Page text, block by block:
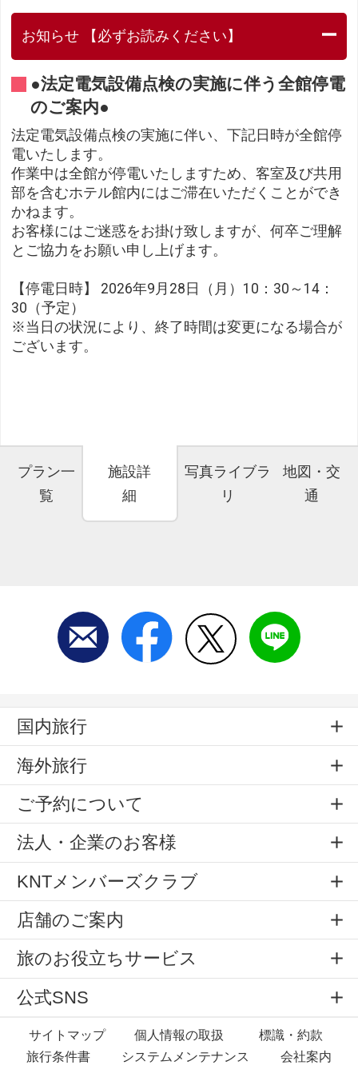
お知らせ 【必ずお読みください】
●法定電気設備点検の実施に伴う全館停電
のご案内●
法定電気設備点検の実施に伴い、下記日時が全館停
電いたします。
作業中は全館が停電いたしますため、客室及び共用
部を含むホテル館内にはご滞在いただくことができ
かねます。
お客様にはご迷惑をお掛け致しますが、何卒ご理解
とご協力をお願い申し上げます。
【停電日時】 2026年9月28日（月）10：30～14：
30（予定）
※当日の状況により、終了時間は変更になる場合が
ございます。
プラン一
覧
施設詳
細
写真ライブラ
リ
地図・交
通
国内旅行
海外旅行
ご予約について
法人・企業のお客様
KNTメンバーズクラブ
店舗のご案内
旅のお役立ちサービス
公式SNS
サイトマップ 個人情報の取扱
標識・約款
旅行条件書
システムメンテナンス 会社案内